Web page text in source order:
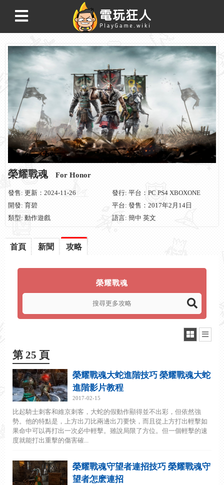
榮耀戰魂 For Honor
發售: 更新：2024-11-26
發行: 平台：PC PS4 XBOXONE
開發: 育碧
平台: 發售：2017年2月14日
類型: 動作遊戲
語言: 簡中 英文
首頁 新聞 攻略
榮耀戰魂
第 25 頁
榮耀戰魂大蛇進階技巧 榮耀戰魂大蛇
進階影片教程
2017-02-15
比起騎士刺客和維京刺客，大蛇的假動作顯得並不出彩，但依然強
勢。他的特點是，上方出刀比兩邊出刀要快，而且從上方打出輕擊如
果命中可以再打出一次必中輕擊。雖說局限了方位。但一個輕擊的速
度就能打出重擊的傷害確...
榮耀戰魂守望者連招技巧 榮耀戰魂守
望者怎麽連招